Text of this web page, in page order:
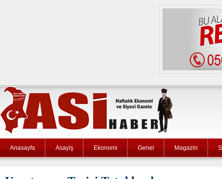
Anasayfa Asayiş Ekonomi Genel Magazin